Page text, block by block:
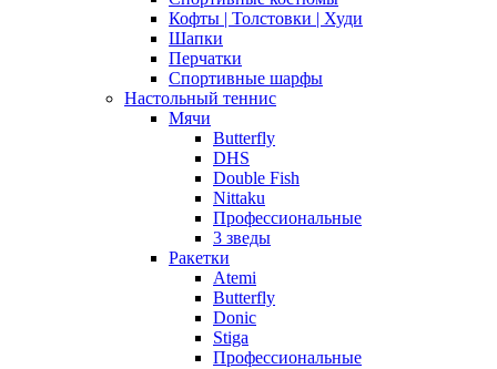
Кофты | Толстовки | Худи
Шапки
Перчатки
Спортивные шарфы
Настольный теннис
Мячи
Butterfly
DHS
Double Fish
Nittaku
Профессиональные
3 зведы
Ракетки
Atemi
Butterfly
Donic
Stiga
Профессиональные